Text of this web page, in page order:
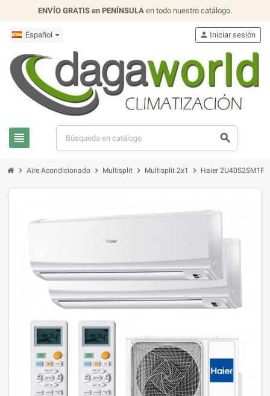
ENVÍO GRATIS en PENÍNSULA en todo nuestro catálogo.
Español
view_headline search
person Iniciar sesión
chevron_right Aire Acondicionado chevron_right Multisplit chevron_right Multisplit 2x1 chevron_right Haier